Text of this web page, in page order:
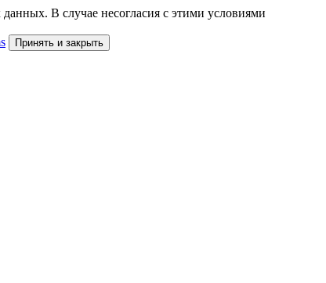
В случае несогласия с этими условиями
Принять и закрыть